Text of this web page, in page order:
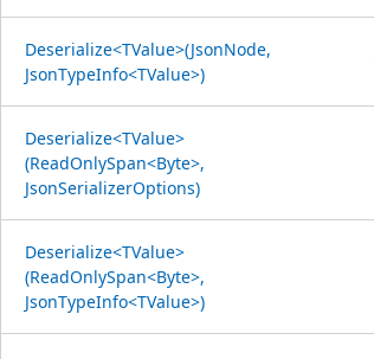
Deserialize<TValue>(JsonNode,
JsonTypeInfo<TValue>)
Deserialize<TValue>
(ReadOnlySpan<Byte>,
JsonSerializerOptions)
Deserialize<TValue>
(ReadOnlySpan<Byte>,
JsonTypeInfo<TValue>)